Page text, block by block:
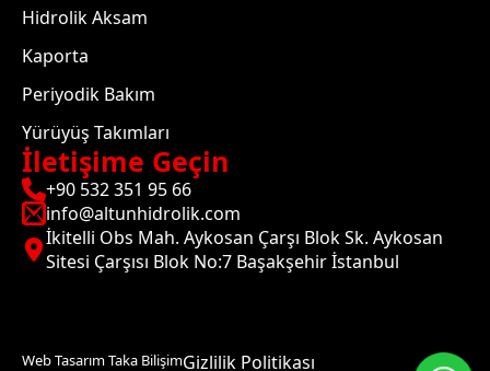
Hidrolik Aksam
Kaporta
Periyodik Bakım
Yürüyüş Takımları
İletişime Geçin
+90 532 351 95 66
info@altunhidrolik.com
İkitelli Obs Mah. Aykosan Çarşı Blok Sk. Aykosan
Sitesi Çarşısı Blok No:7 Başakşehir İstanbul
Web Tasarım Taka BilişimGizlilik Politikası